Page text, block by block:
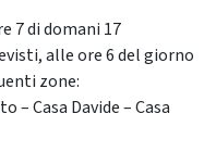
7 di domani 17
alle ore 6 del giorno
zone:
– Casa Davide – Casa